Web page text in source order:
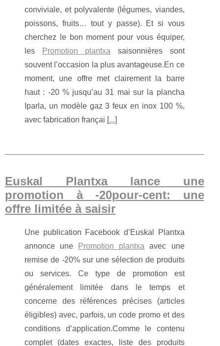
conviviale, et polyvalente (légumes, viandes,
poissons, fruits… tout y passe). Et si vous
cherchez le bon moment pour vous équiper,
les
Promotion plantxa saisonnières sont
souvent l’occasion la plus avantageuse.En ce
moment, une offre met clairement la barre
haut : -20 % jusqu’au 31 mai sur la plancha
Iparla, un modèle gaz 3 feux en inox 100 %,
avec fabrication françai [...]
Euskal Plantxa lance une
promotion à -20pour-cent: une
offre limitée à saisir
Une publication Facebook d’Euskal Plantxa
annonce une
Promotion plantxa avec une
remise de -20% sur une sélection de produits
ou services. Ce type de promotion est
généralement limitée dans le temps et
concerne des références précises (articles
éligibles) avec, parfois, un code promo et des
conditions d’application.Comme le contenu
complet (dates exactes, liste des produits